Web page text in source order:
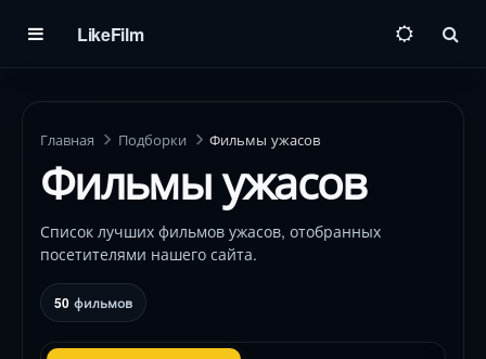
LikeFilm
Главная Подборки Фильмы ужасов
Фильмы ужасов
Список лучших фильмов ужасов, отобранных
посетителями нашего сайта.
50 фильмов